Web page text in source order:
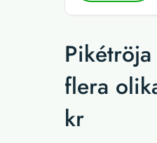
flera
kr